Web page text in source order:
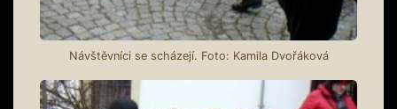
Návštěvníci se scházejí. Foto: Kamila Dvořáková